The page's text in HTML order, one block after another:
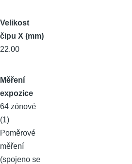
Velikost
čipu X (mm)
22.00
Měření
expozice
64 zónové
(1)
Poměrové
měření
(spojeno se